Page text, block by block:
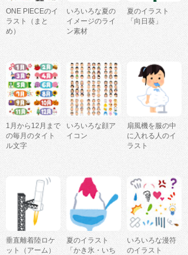
ONE PIECEのイ
ラスト（まと
め）
いろいろな夏の
イメージのライ
ン素材
夏のイラスト
「向日葵」
1月から12月まで
の毎月のタイト
ル文字
いろいろな顔ア
イコン
扇風機を服の中
に入れる人のイ
ラスト
垂直離着陸ロケ
ット（アーム）
夏のイラスト
「かき氷・いち
いろいろな漫符
のイラスト